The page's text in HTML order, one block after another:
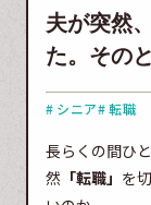
夫が突然
た。その
# シニア# 転職
長らくの間ひ
然 「転職」 を